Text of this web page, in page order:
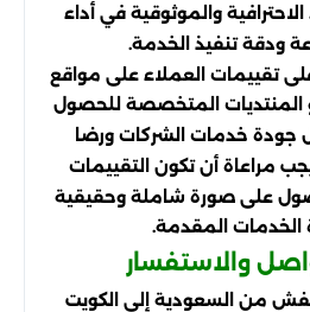
والموثوقية في أداء
ودقة تنفيذ الخدمة.
تقييمات العملاء على مواقع
المنتديات المتخصصة للحصول
خدمات الشركات ورضا
مراعاة أن تكون التقييمات
على صورة شاملة وحقيقية
المقدمة.
والاستفسار
من السعودية إلى الكويت